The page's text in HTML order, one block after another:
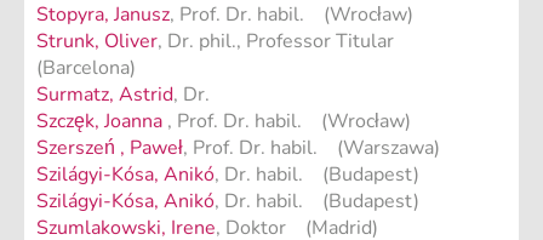
Stopyra, Janusz, Prof. Dr. habil. (Wrocław)
Strunk, Oliver, Dr. phil., Professor Titular
(Barcelona)
Surmatz, Astrid, Dr.
Szczęk, Joanna , Prof. Dr. habil. (Wrocław)
Szerszeń , Paweł, Prof. Dr. habil. (Warszawa)
Szilágyi-Kósa, Anikó, Dr. habil. (Budapest)
Szilágyi-Kósa, Anikó, Dr. habil. (Budapest)
Szumlakowski, Irene, Doktor (Madrid)